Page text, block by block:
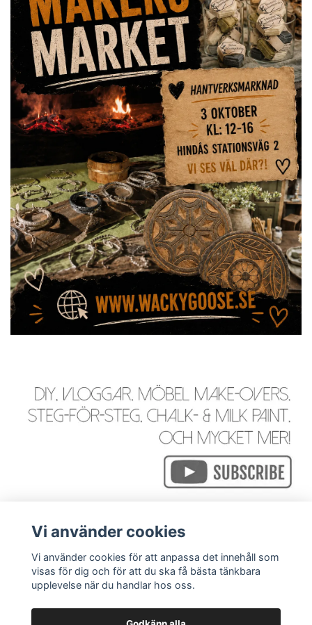
Läs mer
Vi använder cookies
Vi använder cookies för att anpassa det innehåll som
visas för dig och för att du ska få bästa tänkbara
upplevelse när du handlar hos oss.